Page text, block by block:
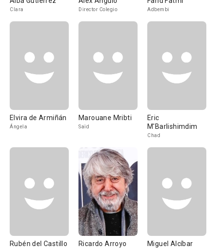
Clara Director Colegio Adbembi
Elvira de Armiñán
Ángela
Marouane Mribti
Saïd
Eric
M'Barlishimdim
Chad
Rubén del Castillo Ricardo Arroyo Miguel Alcíbar